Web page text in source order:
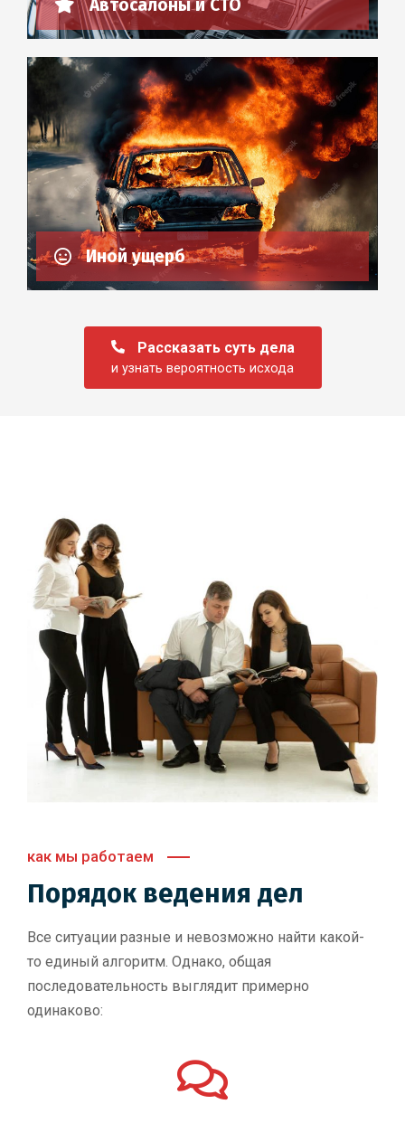
Автосалоны и СТО
Иной ущерб
Рассказать суть дела
и узнать вероятность исхода
как мы работаем
Порядок ведения дел
Все ситуации разные и невозможно найти какой-
то единый алгоритм. Однако, общая
последовательность выглядит примерно
одинаково: